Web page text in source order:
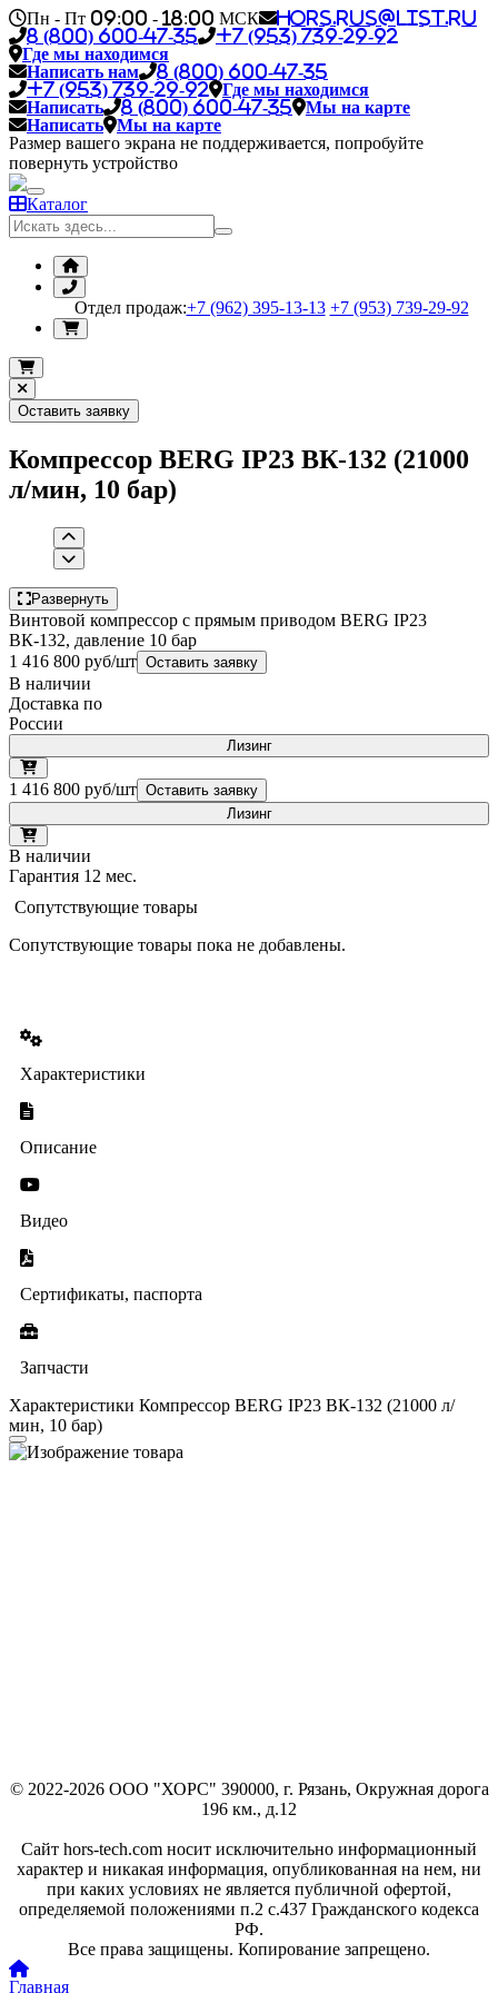
Пн - Пт 09:00 - 18:00 МСК
hors.rus@list.ru
8 (800) 600-47-35
+7 (953) 739-29-92
Где мы находимся
Написать нам
8 (800) 600-47-35
+7 (953) 739-29-92
Где мы находимся
Написать
8 (800) 600-47-35
Мы на карте
Написать
Мы на карте
Размер вашего экрана не поддерживается, попробуйте
повернуть устройство
Каталог
Отдел продаж:+7 (962) 395-13-13 +7 (953) 739-29-92
Оставить заявку
Компрессор BERG IP23 ВК-132 (21000
л/мин, 10 бар)
Развернуть
Винтовой компрессор с прямым приводом BERG IP23
ВК-132, давление 10 бар
1 416 800 руб/шт Оставить заявку
В наличии
Доставка по
России
Лизинг
1 416 800 руб/шт Оставить заявку
Лизинг
В наличии
Гарантия 12 мес.
Сопутствующие товары
Сопутствующие товары пока не добавлены.
Характеристики
Описание
Видео
Сертификаты, паспорта
Запчасти
Характеристики Компрессор BERG IP23 ВК-132 (21000 л/
мин, 10 бар)
© 2022-2026 ООО "ХОРС" 390000, г. Рязань, Окружная дорога
196 км., д.12
Сайт hors-tech.com носит исключительно информационный
характер и никакая информация, опубликованная на нем, ни
при каких условиях не является публичной офертой,
определяемой положениями п.2 с.437 Гражданского кодекса
РФ.
Все права защищены. Копирование запрещено.
Главная